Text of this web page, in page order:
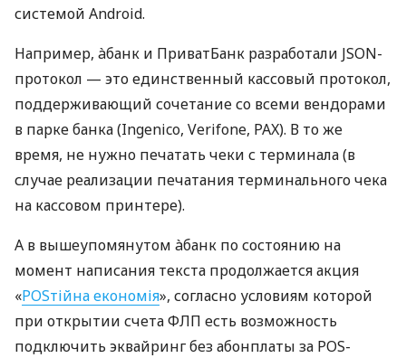
системой Android.
Например, àбанк и ПриватБанк разработали JSON-
протокол — это единственный кассовый протокол,
поддерживающий сочетание со всеми вендорами
в парке банка (Ingenico, Verifone, PAX). В то же
время, не нужно печатать чеки с терминала (в
случае реализации печатания терминального чека
на кассовом принтере).
А в вышеупомянутом àбанк по состоянию на
момент написания текста продолжается акция
«POSтійна економія», согласно условиям которой
при открытии счета ФЛП есть возможность
подключить эквайринг без абонплаты за POS-